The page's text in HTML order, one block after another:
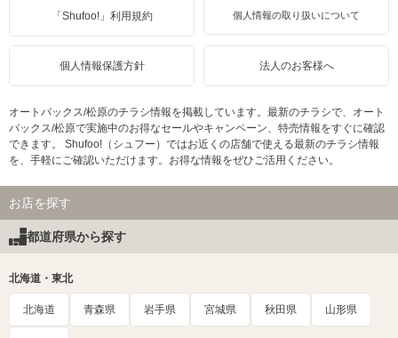
「Shufoo!」利用規約 個人情報の取り扱いについて
個人情報保護方針 法人のお客様へ
オートバックス/松原のチラシ情報を掲載しています。最新のチラシで、オート
バックス/松原で実施中のお得なセールやキャンペーン、特売情報をすぐに確認
できます。 Shufoo!（シュフー）ではお近くの店舗で使える最新のチラシ情報
を、手軽にご確認いただけます。お得な情報をぜひご活用ください。
お店を探す
都道府県から探す
北海道・東北
北海道 青森県 岩手県 宮城県 秋田県 山形県